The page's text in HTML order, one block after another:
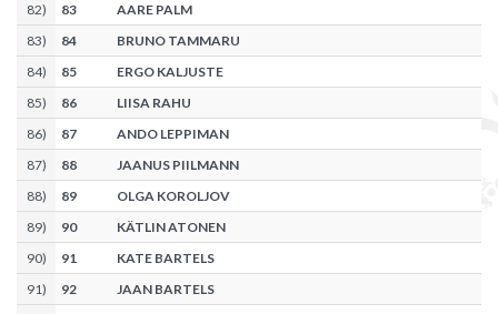
82) 83
AARE PALM
83) 84
BRUNO TAMMARU
84) 85
ERGO KALJUSTE
85) 86
LIISA RAHU
86) 87
ANDO LEPPIMAN
87) 88
JAANUS PIILMANN
88) 89
OLGA KOROLJOV
89) 90
KÄTLIN ATONEN
90) 91
KATE BARTELS
91) 92
JAAN BARTELS